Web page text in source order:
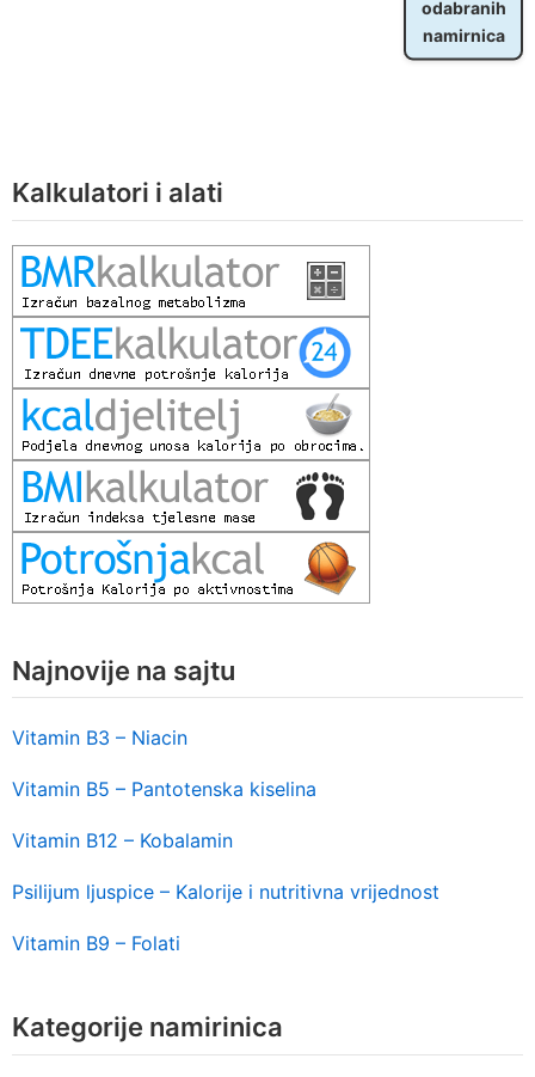
Kalkulatori i alati
Najnovije na sajtu
Vitamin B3 – Niacin
Vitamin B5 – Pantotenska kiselina
Vitamin B12 – Kobalamin
Psilijum ljuspice – Kalorije i nutritivna vrijednost
Vitamin B9 – Folati
Kategorije namirinica
odabranih
namirnica